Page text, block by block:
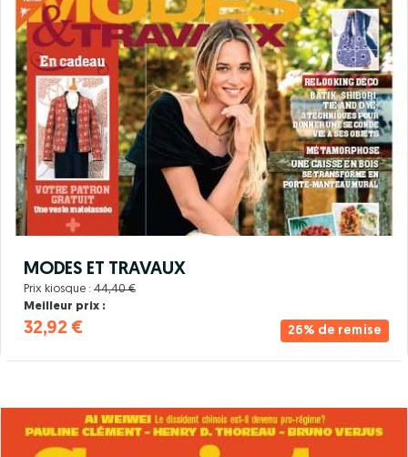
26% de remise
MODES ET TRAVAUX
Prix kiosque : 44,40 €
Meilleur prix :
32,92 €